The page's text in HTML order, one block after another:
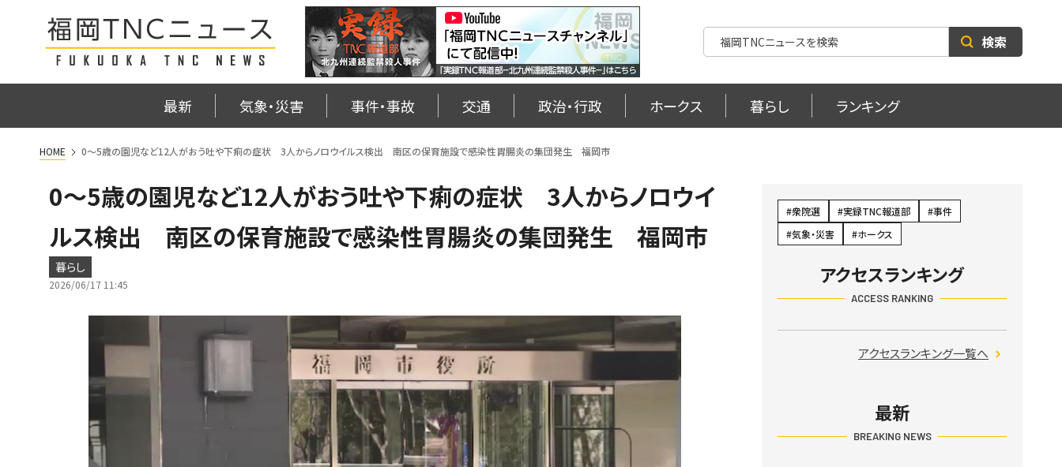
検索
最新 気象・災害 事件・事故 交通 政治・行政 ホークス 暮らし ランキング
HOME 0～5歳の園児など12人がおう吐や下痢の症状 3人からノロウイルス検出 南区の保育施設で感染性胃腸炎の集団発生 福岡市
0～5歳の園児など12人がおう吐や下痢の症状 3人からノロウイ
ルス検出 南区の保育施設で感染性胃腸炎の集団発生 福岡市
暮らし
2026/06/17 11:45
衆院選 実録TNC報道部
事件
気象・災害
ホークス
アクセスランキング
ACCESS RANKING
アクセスランキング一覧へ
最新
BREAKING NEWS